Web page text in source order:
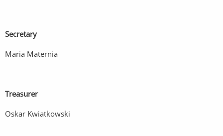
Secretary
Maria Maternia
Treasurer
Oskar Kwiatkowski